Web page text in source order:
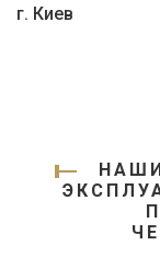
г. Киев